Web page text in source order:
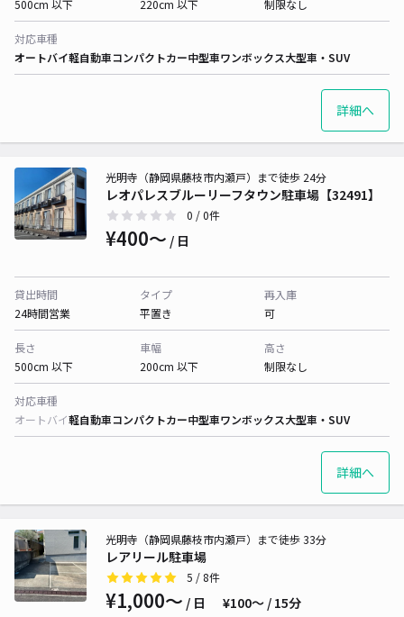
500cm 以下
220cm 以下
制限なし
対応車種
オートバイ軽自動車コンパクトカー中型車ワンボックス大型車・SUV
詳細へ
レオパレスブルーリーフタウン駐車場【32491】
光明寺（静岡県藤枝市内瀬戸）まで徒歩 24分
0 / 0件
¥400〜 / 日
貸出時間
24時間営業
タイプ
平置き
再入庫
可
長さ
500cm 以下
車幅
200cm 以下
高さ
制限なし
対応車種
オートバイ軽自動車コンパクトカー中型車ワンボックス大型車・SUV
詳細へ
レアリール駐車場
光明寺（静岡県藤枝市内瀬戸）まで徒歩 33分
5 / 8件
¥1,000〜 / 日 ¥100〜 / 15分